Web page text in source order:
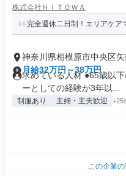
株式会社ＨＩＴＯＷＡ
完全週休二日制！エリアケア
神奈川県相模原市中央区矢
月給32万円～38万円
求めている人材 ●65歳以
ーとしての経験が3年以...
制服あり 主婦・主夫歓迎 +25
この企業